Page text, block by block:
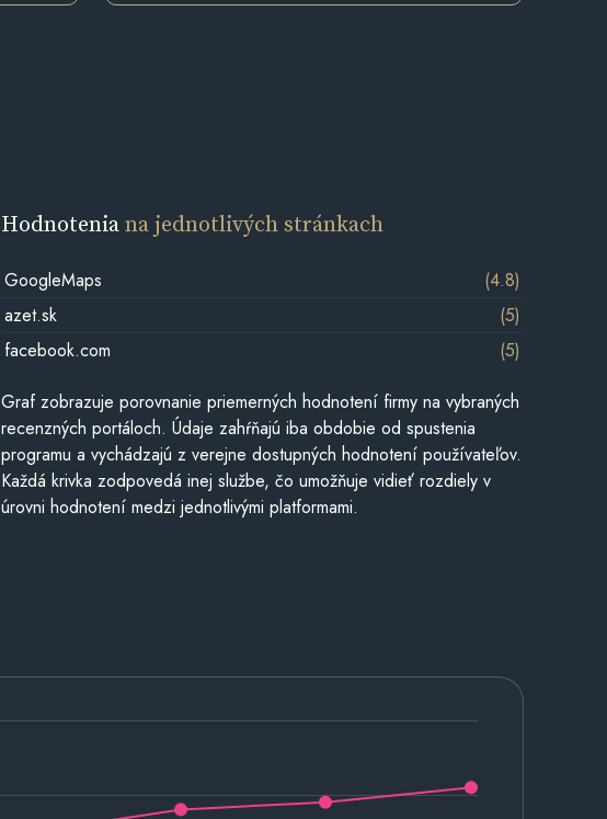
Hodnoteniana jednotlivých stránkach
GoogleMaps
(4.8)
azet.sk
(5)
facebook.com
(5)
Graf zobrazuje porovnanie priemerných hodnotení firmy na vybraných
recenzných portáloch. Údaje zahŕňajú iba obdobie od spustenia
programu a vychádzajú z verejne dostupných hodnotení používateľov.
Každá krivka zodpovedá inej službe, čo umožňuje vidieť rozdiely v
úrovni hodnotení medzi jednotlivými platformami.